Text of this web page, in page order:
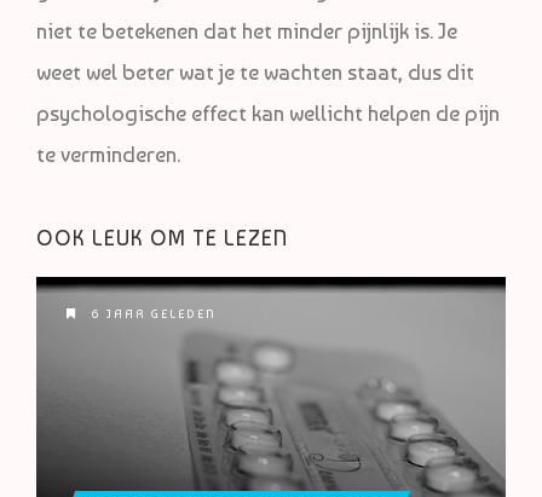
niet te betekenen dat het minder pijnlijk is. Je
weet wel beter wat je te wachten staat, dus dit
psychologische effect kan wellicht helpen de pijn
te verminderen.
OOK LEUK OM TE LEZEN
6 JAAR GELEDEN